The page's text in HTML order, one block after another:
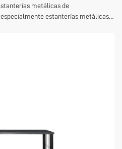
metálicas de
estanterías metálicas 5